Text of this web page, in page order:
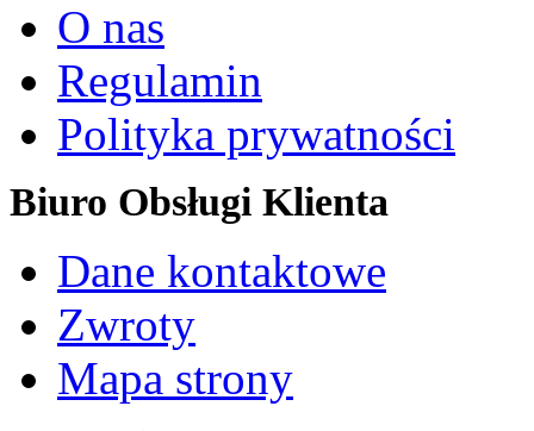
O nas
Regulamin
Polityka prywatności
Biuro Obsługi Klienta
Dane kontaktowe
Zwroty
Mapa strony